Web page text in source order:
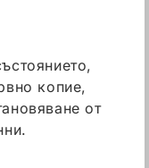
копие,
от